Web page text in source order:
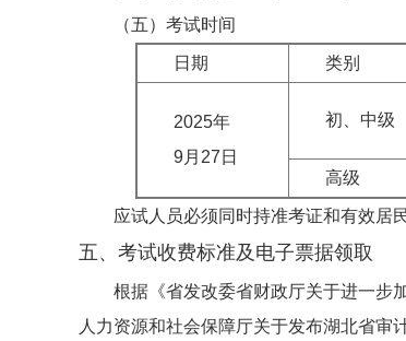
（五）考试时间
日期 类别
2025年
9月27日
初、中级
高级
应试人员必须同时持准考证和有效居
五、考试收费标准及电子票据领取
根据《省发改委省财政厅关于进一步
人力资源和社会保障厅关于发布湖北省